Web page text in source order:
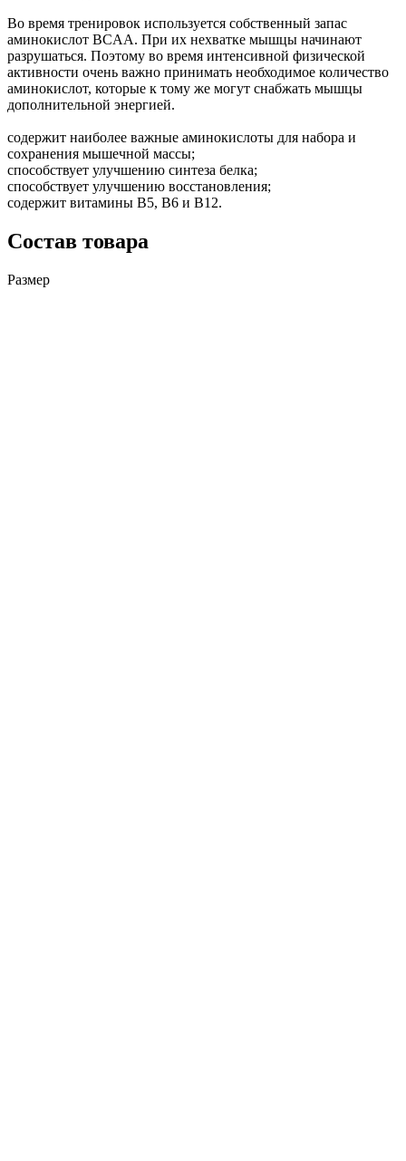
Во время тренировок используется собственный запас
аминокислот BCAA. При их нехватке мышцы начинают
разрушаться. Поэтому во время интенсивной физической
активности очень важно принимать необходимое количество
аминокислот, которые к тому же могут снабжать мышцы
дополнительной энергией.
содержит наиболее важные аминокислоты для набора и
сохранения мышечной массы;
способствует улучшению синтеза белка;
способствует улучшению восстановления;
содержит витамины B5, B6 и B12.
Состав товара
Размер